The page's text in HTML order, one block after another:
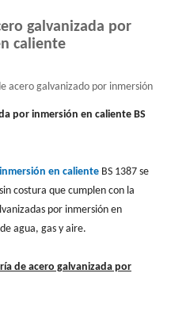
galvanizada por
caliente
acero galvanizado por inmersión
1387
por inmersión en caliente BS
en calienteBS 1387 se
costura que cumplen con la
por inmersión en
agua, gas y aire.
de acero galvanizada por